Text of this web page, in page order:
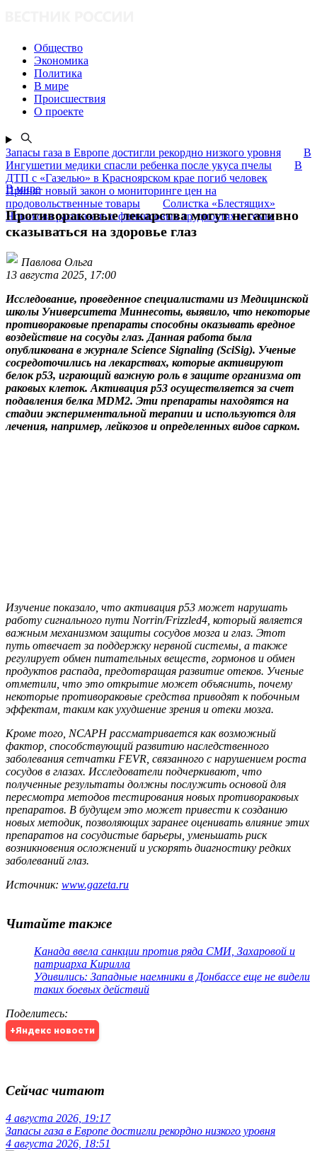
Общество
Экономика
Политика
В мире
Происшествия
О проекте
Запасы газа в Европе достигли рекордно низкого уровня
В
Ингушетии медики спасли ребенка после укуса пчелы
В
ДТП с «Газелью» в Красноярском крае погиб человек
Принят новый закон о мониторинге цен на
продовольственные товары
Солистка «Блестящих»
Новикова рассказала о финансовых трудностях и семье
В мире
Противораковые лекарства могут негативно
сказываться на здоровье глаз
Павлова Ольга
13 августа 2025, 17:00
Исследование, проведенное специалистами из Медицинской
школы Университета Миннесоты, выявило, что некоторые
противораковые препараты способны оказывать вредное
воздействие на сосуды глаз. Данная работа была
опубликована в журнале Science Signaling (SciSig). Ученые
сосредоточились на лекарствах, которые активируют
белок p53, играющий важную роль в защите организма от
раковых клеток. Активация p53 осуществляется за счет
подавления белка MDM2. Эти препараты находятся на
стадии экспериментальной терапии и используются для
лечения, например, лейкозов и определенных видов сарком.
Изучение показало, что активация p53 может нарушать
работу сигнального пути Norrin/Frizzled4, который является
важным механизмом защиты сосудов мозга и глаз. Этот
путь отвечает за поддержку нервной системы, а также
регулирует обмен питательных веществ, гормонов и обмен
продуктов распада, предотвращая развитие отеков. Ученые
отметили, что это открытие может объяснить, почему
некоторые противораковые средства приводят к побочным
эффектам, таким как ухудшение зрения и отеки мозга.
Кроме того, NCAPH рассматривается как возможный
фактор, способствующий развитию наследственного
заболевания сетчатки FEVR, связанного с нарушением роста
сосудов в глазах. Исследователи подчеркивают, что
полученные результаты должны послужить основой для
пересмотра методов тестирования новых противораковых
препаратов. В будущем это может привести к созданию
новых методик, позволяющих заранее оценивать влияние этих
препаратов на сосудистые барьеры, уменьшать риск
возникновения осложнений и ускорять диагностику редких
заболеваний глаз.
Источник: www.gazeta.ru
Читайте также
Канада ввела санкции против ряда СМИ, Захаровой и
патриарха Кирилла
Удивились: Западные наемники в Донбассе еще не видели
таких боевых действий
Поделитесь:
+Яндекс новости
Сейчас читают
4 августа 2026, 19:17
Запасы газа в Европе достигли рекордно низкого уровня
4 августа 2026, 18:51